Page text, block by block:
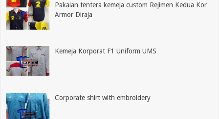
Pakaian tentera kemeja custom Rejimen Kedua Kor
Armor Diraja
Kemeja Korporat F1 Uniform UMS
Corporate shirt with embroidery